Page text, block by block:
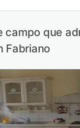
campo que
Fabriano